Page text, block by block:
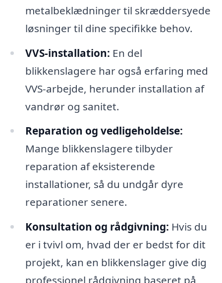
metalbeklædninger til skræddersyede
løsninger til dine specifikke behov.
VVS-installation: En del
blikkenslagere har også erfaring med
VVS-arbejde, herunder installation af
vandrør og sanitet.
Reparation og vedligeholdelse:
Mange blikkenslagere tilbyder
reparation af eksisterende
installationer, så du undgår dyre
reparationer senere.
Konsultation og rådgivning: Hvis du
er i tvivl om, hvad der er bedst for dit
projekt, kan en blikkenslager give dig
professionel rådgivning baseret på